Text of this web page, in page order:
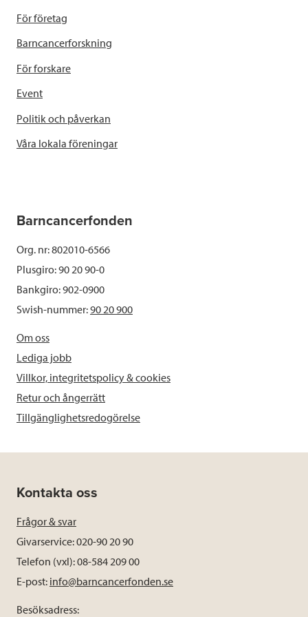
För företag
Barncancerforskning
För forskare
Event
Politik och påverkan
Våra lokala föreningar
Barncancerfonden
Org. nr: 802010-6566
Plusgiro: 90 20 90-0
Bankgiro: 902-0900
Swish-nummer:90 20 900
Om oss
Lediga jobb
Villkor, integritetspolicy & cookies
Retur och ångerrätt
Tillgänglighetsredogörelse
Kontakta oss
Frågor & svar
Givarservice: 020-90 20 90
Telefon (vxl): 08-584 209 00
E-post: info@barncancerfonden.se
Besöksadress: